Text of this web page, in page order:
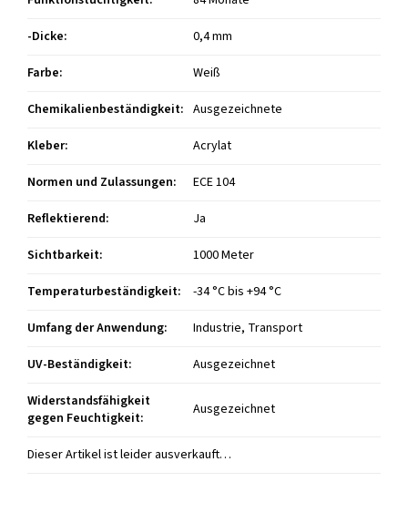
-Dicke:
0,4 mm
Farbe:
Weiß
Chemikalienbeständigkeit: Ausgezeichnete
Kleber:
Acrylat
Normen und Zulassungen:
ECE 104
Reflektierend:
Ja
Sichtbarkeit:
1000 Meter
Temperaturbeständigkeit:
-34 °C bis +94 °C
Umfang der Anwendung:
Industrie, Transport
UV-Beständigkeit:
Ausgezeichnet
Widerstandsfähigkeit
gegen Feuchtigkeit: Ausgezeichnet
Dieser Artikel ist leider ausverkauft…